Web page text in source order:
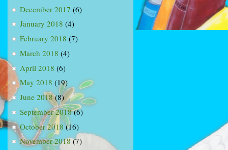
December 2017 (6)
January 2018 (4)
February 2018 (7)
March 2018 (4)
April 2018 (6)
May 2018 (19)
June 2018(8)
September 2018(6)
October 2018(16)
November 2018(7)